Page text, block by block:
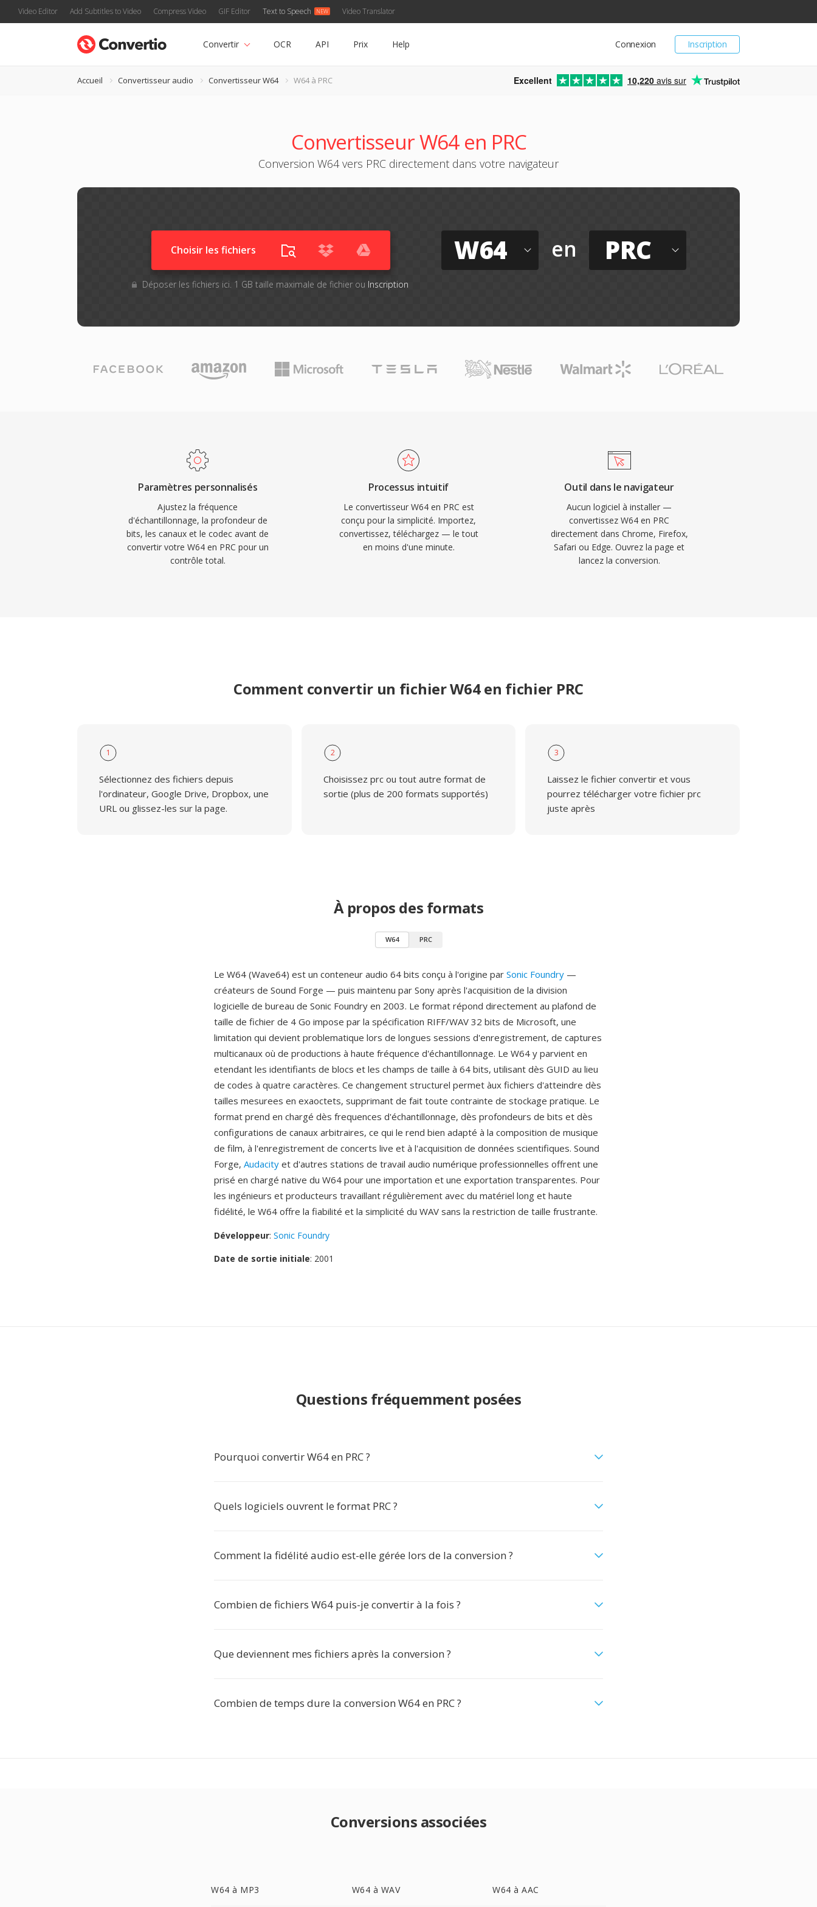
Video Editor Add Subtitles to Video Compress Video GIF Editor Text to Speech Video Translator
Inscription
Connexion
Convertir OCR API Prix Help
Accueil Convertisseur audio Convertisseur W64 W64 à PRC Excellent 10,220 avis sur
Convertisseur W64 en PRC
Conversion W64 vers PRC directement dans votre navigateur
Choisir les fichiers
Déposer les fichiers ici. 1 GB taille maximale de fichier ou Inscription
W64 en PRC
Paramètres personnalisés
Ajustez la fréquence
d'échantillonnage, la profondeur de
bits, les canaux et le codec avant de
convertir votre W64 en PRC pour un
contrôle total.
Processus intuitif
Le convertisseur W64 en PRC est
conçu pour la simplicité. Importez,
convertissez, téléchargez — le tout
en moins d'une minute.
Outil dans le navigateur
Aucun logiciel à installer —
convertissez W64 en PRC
directement dans Chrome, Firefox,
Safari ou Edge. Ouvrez la page et
lancez la conversion.
Comment convertir un fichier W64 en fichier PRC
1
Sélectionnez des fichiers depuis
l'ordinateur, Google Drive, Dropbox, une
URL ou glissez-les sur la page.
2
Choisissez prc ou tout autre format de
sortie (plus de 200 formats supportés)
3
Laissez le fichier convertir et vous
pourrez télécharger votre fichier prc
juste après
À propos des formats
W64 PRC
Le W64 (Wave64) est un conteneur audio 64 bits conçu à l'origine par Sonic Foundry —
créateurs de Sound Forge — puis maintenu par Sony après l'acquisition de la division
logicielle de bureau de Sonic Foundry en 2003. Le format répond directement au plafond de
taille de fichier de 4 Go impose par la spécification RIFF/WAV 32 bits de Microsoft, une
limitation qui devient problematique lors de longues sessions d'enregistrement, de captures
multicanaux où de productions à haute fréquence d'échantillonnage. Le W64 y parvient en
etendant les identifiants de blocs et les champs de taille à 64 bits, utilisant dès GUID au lieu
de codes à quatre caractères. Ce changement structurel permet àux fichiers d'atteindre dès
tailles mesurees en exaoctets, supprimant de fait toute contrainte de stockage pratique. Le
format prend en chargé dès frequences d'échantillonnage, dès profondeurs de bits et dès
configurations de canaux arbitraires, ce qui le rend bien adapté à la composition de musique
de film, à l'enregistrement de concerts live et à l'acquisition de données scientifiques. Sound
Forge, Audacity et d'autres stations de travail audio numérique professionnelles offrent une
prisé en chargé native du W64 pour une importation et une exportation transparentes. Pour
les ingénieurs et producteurs travaillant régulièrement avec du matériel long et haute
fidélité, le W64 offre la fiabilité et la simplicité du WAV sans la restriction de taille frustrante.
Développeur: Sonic Foundry
Date de sortie initiale: 2001
Questions fréquemment posées
Pourquoi convertir W64 en PRC ?
Quels logiciels ouvrent le format PRC ?
Comment la fidélité audio est-elle gérée lors de la conversion ?
Combien de fichiers W64 puis-je convertir à la fois ?
Que deviennent mes fichiers après la conversion ?
Combien de temps dure la conversion W64 en PRC ?
Conversions associées
W64 à MP3 W64 à WAV W64 à AAC